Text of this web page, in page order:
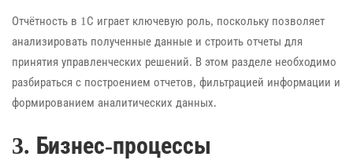
Отчётность в 1С играет ключевую роль, поскольку позволяет
анализировать полученные данные и строить отчеты для
принятия управленческих решений. В этом разделе необходимо
разбираться с построением отчетов, фильтрацией информации и
формированием аналитических данных.
3. Бизнес-процессы